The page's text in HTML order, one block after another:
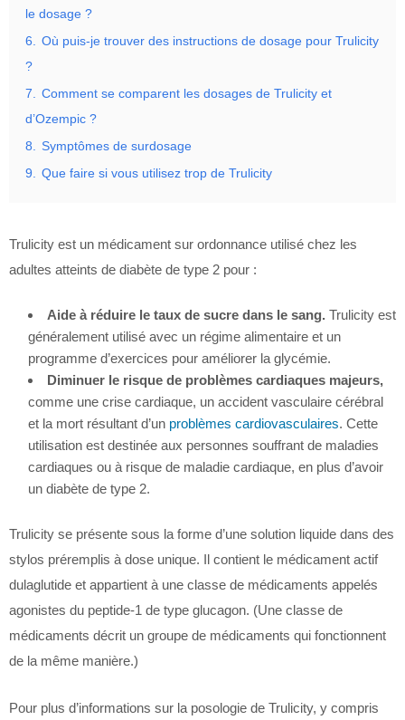
le dosage ?
6. Où puis-je trouver des instructions de dosage pour Trulicity
?
7. Comment se comparent les dosages de Trulicity et
d’Ozempic ?
8. Symptômes de surdosage
9. Que faire si vous utilisez trop de Trulicity
Trulicity est un médicament sur ordonnance utilisé chez les
adultes atteints de diabète de type 2 pour :
Aide à réduire le taux de sucre dans le sang. Trulicity est
généralement utilisé avec un régime alimentaire et un
programme d’exercices pour améliorer la glycémie.
Diminuer le risque de problèmes cardiaques majeurs,
comme une crise cardiaque, un accident vasculaire cérébral
et la mort résultant d’un problèmes cardiovasculaires. Cette
utilisation est destinée aux personnes souffrant de maladies
cardiaques ou à risque de maladie cardiaque, en plus d’avoir
un diabète de type 2.
Trulicity se présente sous la forme d’une solution liquide dans des
stylos préremplis à dose unique. Il contient le médicament actif
dulaglutide et appartient à une classe de médicaments appelés
agonistes du peptide-1 de type glucagon. (Une classe de
médicaments décrit un groupe de médicaments qui fonctionnent
de la même manière.)
Pour plus d’informations sur la posologie de Trulicity, y compris